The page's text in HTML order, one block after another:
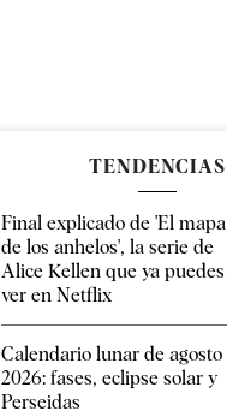
TENDENCIAS
Final explicado de 'El mapa
de los anhelos', la serie de
Alice Kellen que ya puedes
ver en Netflix
Calendario lunar de agosto
2026: fases, eclipse solar y
Perseidas